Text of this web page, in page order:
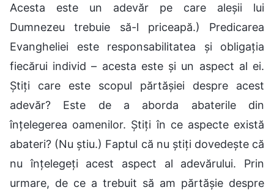
Acesta este un adevăr pe care aleșii lui
Dumnezeu trebuie să-l priceapă.) Predicarea
Evangheliei este responsabilitatea și obligația
fiecărui individ – acesta este și un aspect al ei.
Știți care este scopul părtășiei despre acest
adevăr? Este de a aborda abaterile din
înțelegerea oamenilor. Știți în ce aspecte există
abateri? (Nu știu.) Faptul că nu știți dovedește că
nu înțelegeți acest aspect al adevărului. Prin
urmare, de ce a trebuit să am părtășie despre